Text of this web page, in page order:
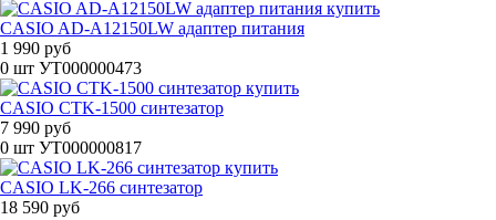
CASIO AD-A12150LW адаптер питания
1 990 руб
0 шт УТ000000473
CASIO CTK-1500 синтезатор
7 990 руб
0 шт УТ000000817
CASIO LK-266 синтезатор
18 590 руб